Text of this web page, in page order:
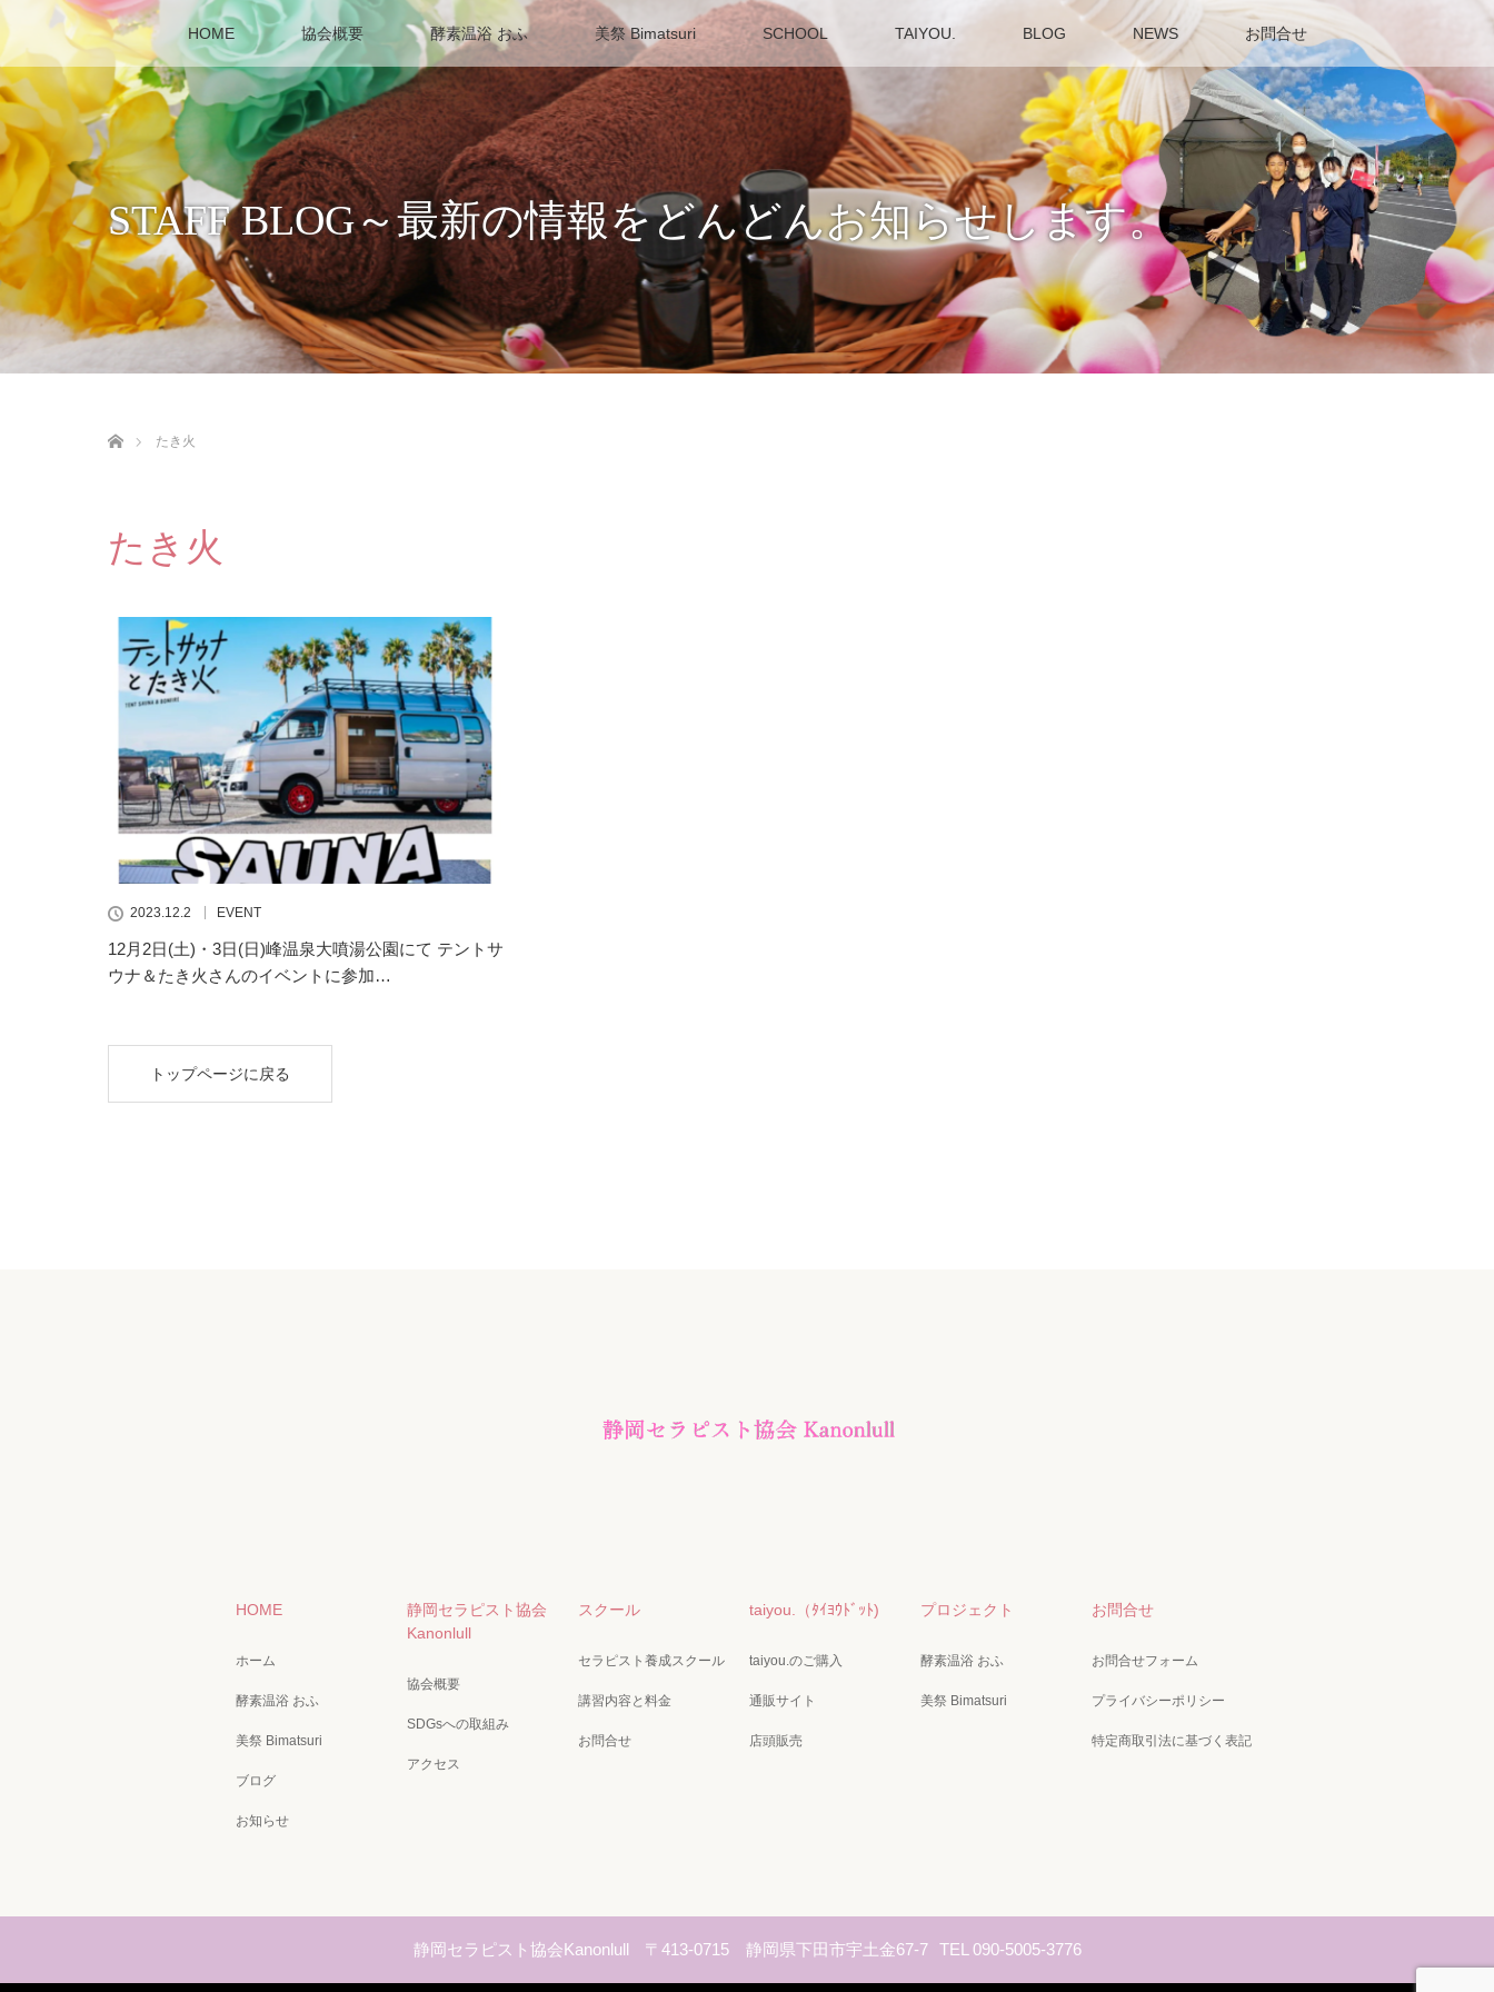
HOME 協会概要 酵素温浴 おふ 美祭 Bimatsuri SCHOOL TAIYOU. BLOG NEWS お問合せ
STAFF BLOG～最新の情報をどんどんお知らせします。
たき火
たき火
2023.12.2 EVENT
12月2日(土)・3日(日)峰温泉大噴湯公園にて テントサ
ウナ＆たき火さんのイベントに参加…
トップページに戻る
HOME
ホーム
酵素温浴 おふ
美祭 Bimatsuri
ブログ
お知らせ
静岡セラピスト協会
Kanonlull
協会概要
SDGsへの取組み
アクセス
スクール
セラピスト養成スクール
講習内容と料金
お問合せ
taiyou.（ﾀｲﾖｳﾄﾞｯﾄ)
taiyou.のご購入
通販サイト
店頭販売
プロジェクト
酵素温浴 おふ
美祭 Bimatsuri
お問合せ
お問合せフォーム
プライバシーポリシー
特定商取引法に基づく表記
静岡セラピスト協会Kanonlull 〒413-0715 静岡県下田市宇土金67-7 TEL 090-5005-3776